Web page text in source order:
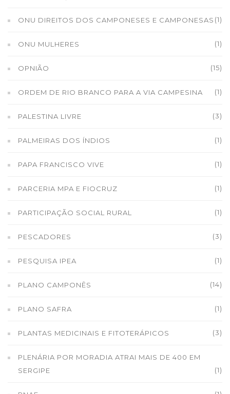
ONU DIREITOS DOS CAMPONESES E CAMPONESAS (1)
ONU MULHERES (1)
OPNIÃO (15)
ORDEM DE RIO BRANCO PARA A VIA CAMPESINA (1)
PALESTINA LIVRE (3)
PALMEIRAS DOS ÍNDIOS (1)
PAPA FRANCISCO VIVE (1)
PARCERIA MPA E FIOCRUZ (1)
PARTICIPAÇÃO SOCIAL RURAL (1)
PESCADORES (3)
PESQUISA IPEA (1)
PLANO CAMPONÊS (14)
PLANO SAFRA (1)
PLANTAS MEDICINAIS E FITOTERÁPICOS (3)
PLENÁRIA POR MORADIA ATRAI MAIS DE 400 EM
SERGIPE
(1)